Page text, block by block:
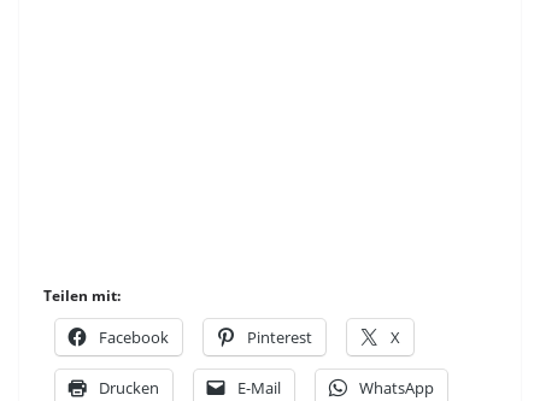
Teilen mit:
Facebook Pinterest X
Drucken E-Mail WhatsApp